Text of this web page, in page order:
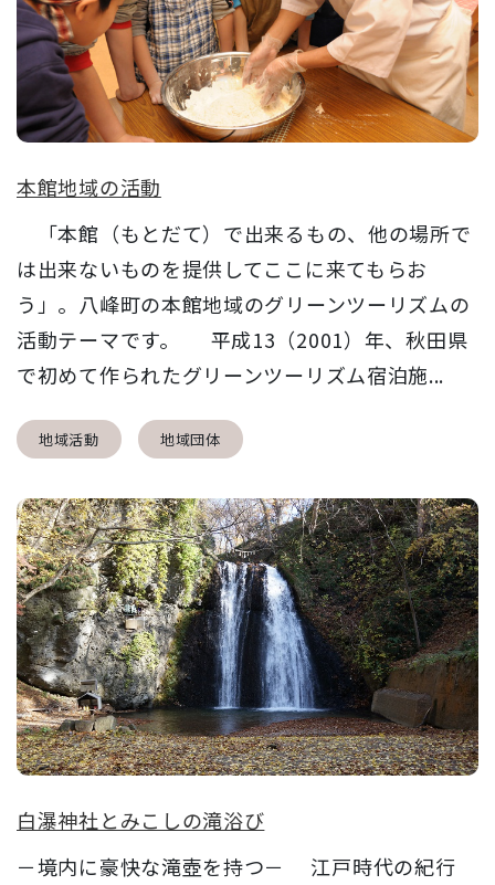
本館地域の活動
「本館（もとだて）で出来るもの、他の場所で
は出来ないものを提供してここに来てもらお
う」。八峰町の本館地域のグリーンツーリズムの
活動テーマです。 平成13（2001）年、秋田県
で初めて作られたグリーンツーリズム宿泊施...
地域活動 地域団体
白瀑神社とみこしの滝浴び
－境内に豪快な滝壺を持つ－ 江戸時代の紀行